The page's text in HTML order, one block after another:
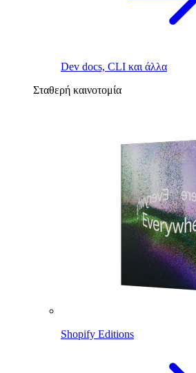
Dev docs, CLI και άλλα
Σταθερή καινοτομία
Shopify Editions